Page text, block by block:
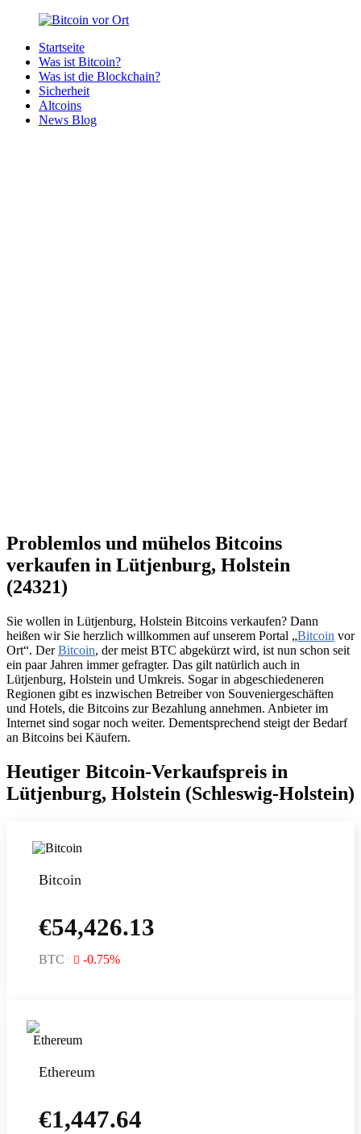
Zurück
Inhalt
Bitcoin
Bitcoins
deiner
Region
Startseite
Was ist Bitcoin?
Was ist die Blockchain?
Sicherheit
Altcoins
News Blog
Problemlos und mühelos Bitcoins
verkaufen in Lütjenburg, Holstein
(24321)
Sie wollen in Lütjenburg, Holstein Bitcoins verkaufen? Dann
heißen wir Sie herzlich willkommen auf unserem Portal „Bitcoin vor
Ort“. DerBitcoin, der meist BTC abgekürzt wird, ist nun schon seit
ein paar Jahren immer gefragter. Das gilt natürlich auch in
Lütjenburg, Holstein und Umkreis. Sogar in abgeschiedeneren
Regionen gibt es inzwischen Betreiber von Souveniergeschäften
und Hotels, die Bitcoins zur Bezahlung annehmen. Anbieter im
Internet sind sogar noch weiter. Dementsprechend steigt der Bedarf
an Bitcoins bei Käufern.
Heutiger Bitcoin-Verkaufspreis in
Lütjenburg, Holstein (Schleswig-Holstein)
Bitcoin
€54,426.13
BTC -0.75%
Ethereum
€1,447.64